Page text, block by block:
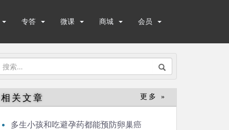
专答 微课 商城 会员
搜
：
相关文章 更多 »
多生小孩和吃避孕药都能预防卵巢癌